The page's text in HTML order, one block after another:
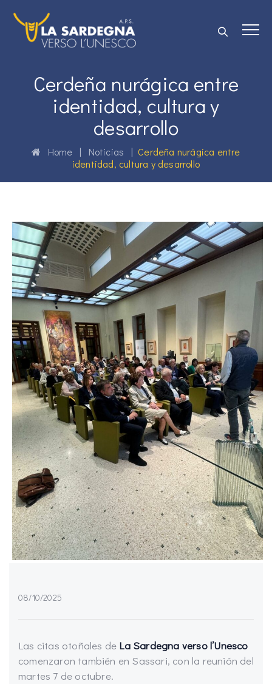
Cerdeña nurágica entre
identidad, cultura y
desarrollo
Home | Noticias |Cerdeña nurágica entre
identidad, cultura y desarrollo
08/10/2025
Las citas otoñales de La Sardegna verso l’Unesco
comenzaron también en Sassari, con la reunión del
martes 7 de octubre.